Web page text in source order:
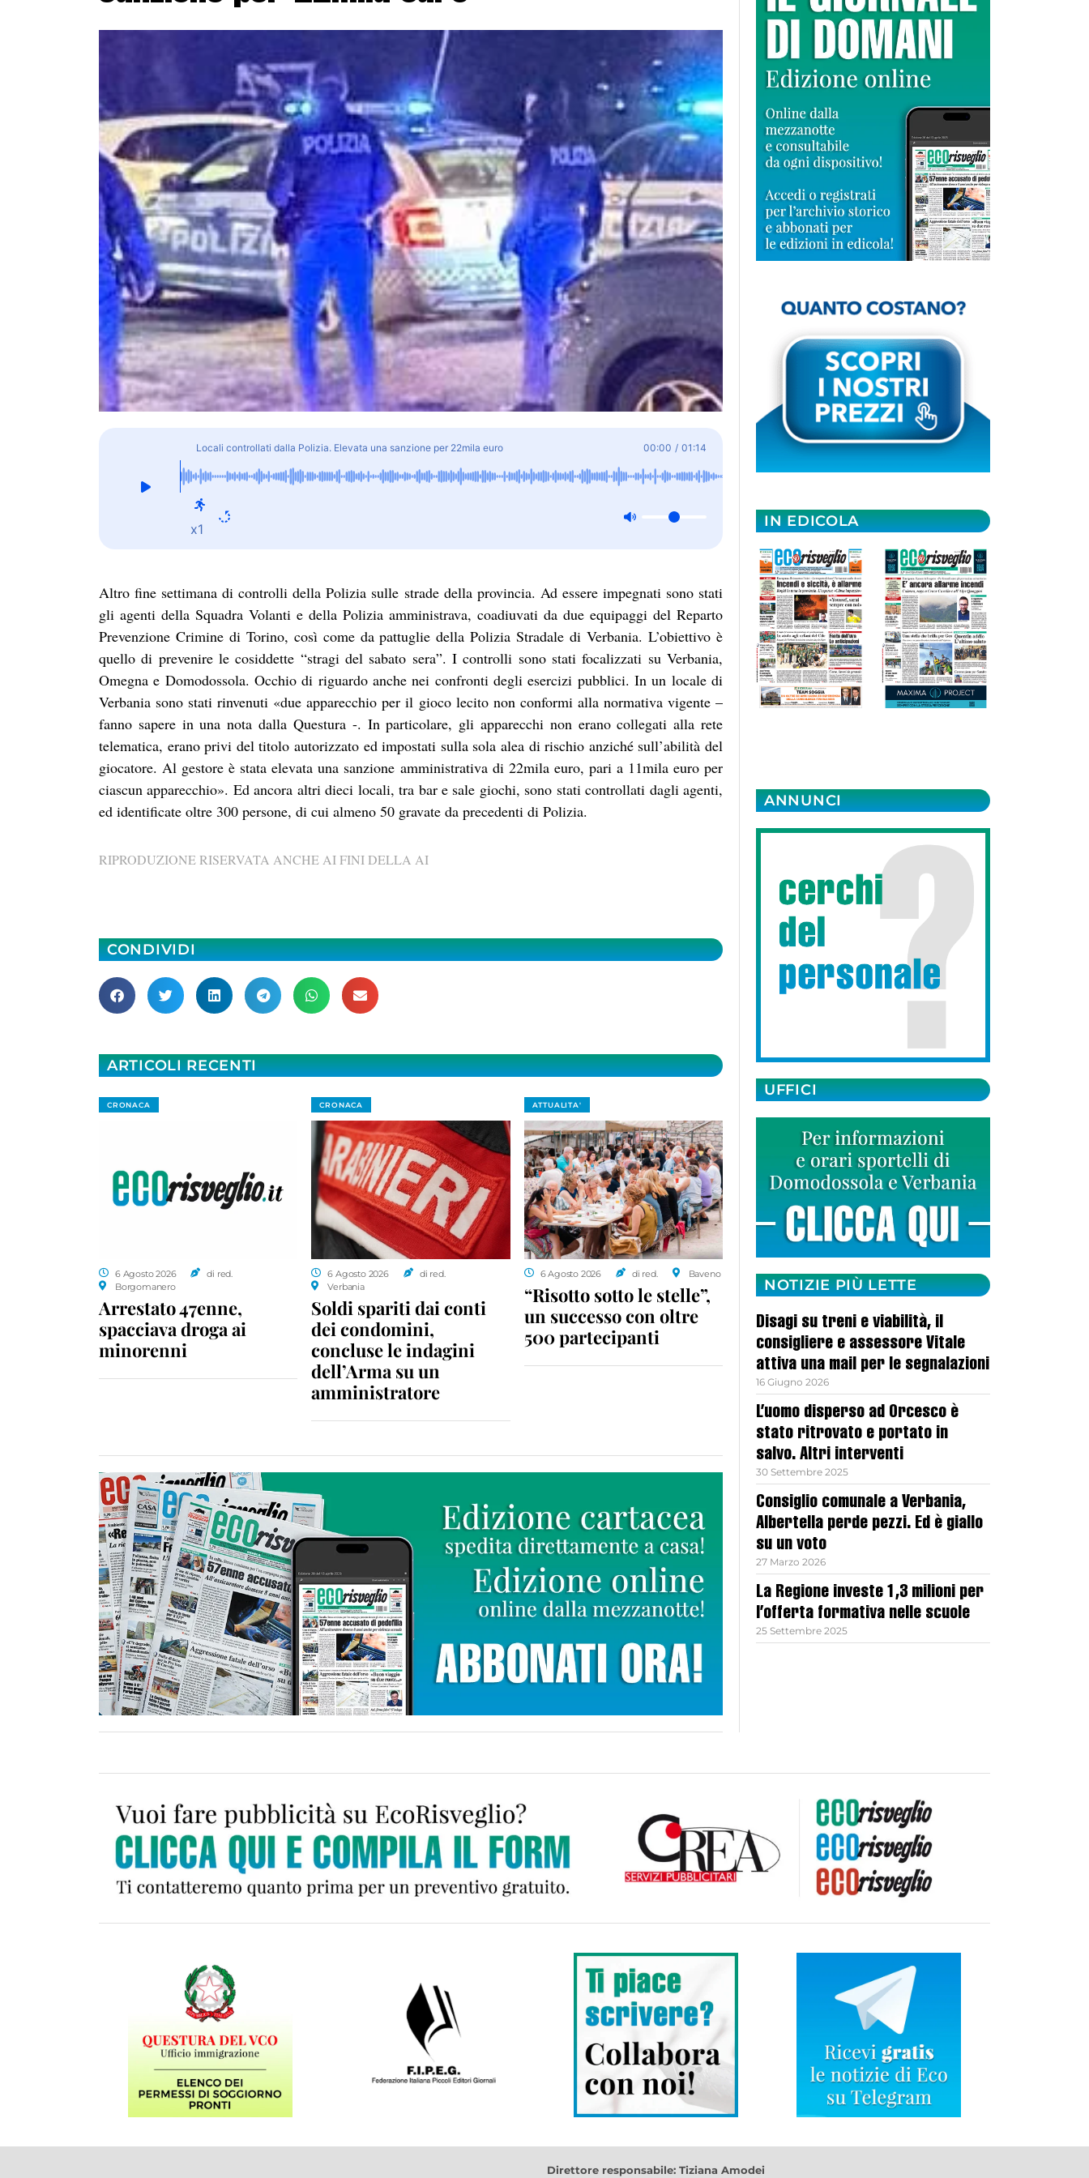
Locali controllati dalla Polizia. Elevata una sanzione per 22mila euro 00:00 / 01:14
x1
Altro fine settimana di controlli della Polizia sulle strade della provincia. Ad essere impegnati sono stati
gli agenti della Squadra Volanti e della Polizia amministrava, coadiuvati da due equipaggi del Reparto
Prevenzione Crimine di Torino, così come da pattuglie della Polizia Stradale di Verbania. L’obiettivo è
quello di prevenire le cosiddette “stragi del sabato sera”. I controlli sono stati focalizzati su Verbania,
Omegna e Domodossola. Occhio di riguardo anche nei confronti degli esercizi pubblici. In un locale di
Verbania sono stati rinvenuti «due apparecchio per il gioco lecito non conformi alla normativa vigente –
fanno sapere in una nota dalla Questura -. In particolare, gli apparecchi non erano collegati alla rete
telematica, erano privi del titolo autorizzato ed impostati sulla sola alea di rischio anziché sull’abilità del
giocatore. Al gestore è stata elevata una sanzione amministrativa di 22mila euro, pari a 11mila euro per
ciascun apparecchio». Ed ancora altri dieci locali, tra bar e sale giochi, sono stati controllati dagli agenti,
ed identificate oltre 300 persone, di cui almeno 50 gravate da precedenti di Polizia.
RIPRODUZIONE RISERVATA ANCHE AI FINI DELLA AI
CONDIVIDI
ARTICOLI RECENTI
CRONACA
6 Agosto 2026
di red.
Borgomanero
Arrestato 47enne,
spacciava droga ai
minorenni
CRONACA
6 Agosto 2026
di red.
Verbania
Soldi spariti dai conti
dei condomini,
concluse le indagini
dell’Arma su un
amministratore
ATTUALITA'
6 Agosto 2026 di red. Baveno
“Risotto sotto le stelle”,
un successo con oltre
500 partecipanti
IN EDICOLA
ANNUNCI
UFFICI
NOTIZIE PIÙ LETTE
Disagi su treni e viabilità, il
consigliere e assessore Vitale
attiva una mail per le segnalazioni
16 Giugno 2026
L’uomo disperso ad Orcesco è
stato ritrovato e portato in
salvo. Altri interventi
30 Settembre 2025
Consiglio comunale a Verbania,
Albertella perde pezzi. Ed è giallo
su un voto
27 Marzo 2026
La Regione investe 1,3 milioni per
l’offerta formativa nelle scuole
25 Settembre 2025
Direttore responsabile: Tiziana Amodei